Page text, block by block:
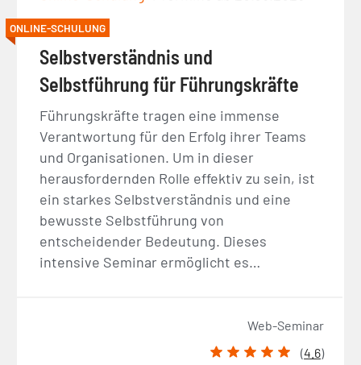
ONLINE-SCHULUNG
Selbstverständnis und
Selbstführung für Führungskräfte
Führungskräfte tragen eine immense
Verantwortung für den Erfolg ihrer Teams
und Organisationen. Um in dieser
herausfordernden Rolle effektiv zu sein, ist
ein starkes Selbstverständnis und eine
bewusste Selbstführung von
entscheidender Bedeutung. Dieses
intensive Seminar ermöglicht es…
Web-Seminar
(4.6)